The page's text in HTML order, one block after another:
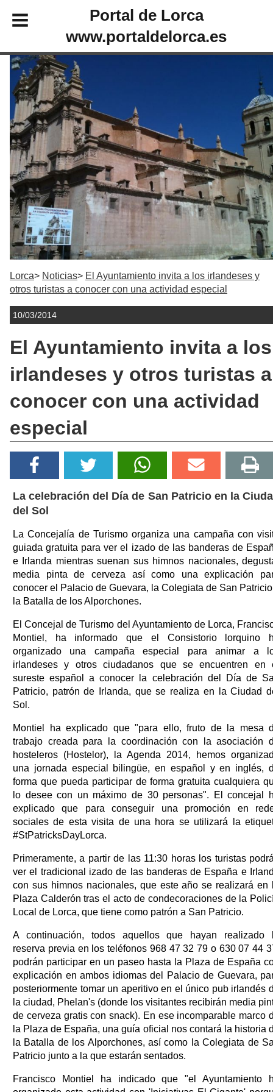
Portal de Lorca
www.portaldelorca.es
Lorca Noticias
El Ayuntamiento invita a los irlandeses y
otros turistas a conocer con una actividad especial
10/03/2014
El Ayuntamiento invita a los
irlandeses y otros turistas a
conocer con una actividad
especial
La celebración del Día de San Patricio en la
del Sol
La Concejalía de Turismo organiza una campaña con
guiada gratuita para ver el izado de las banderas de
e Irlanda mientras suenan sus himnos nacionales,
media pinta de cerveza así como una explicación
conocer el Palacio de Guevara, la Colegiata de San
la Batalla de los Alporchones.
El Concejal de Turismo del Ayuntamiento de Lorca,
Montiel, ha informado que el Consistorio lorquino
organizado una campaña especial para animar a
irlandeses y otros ciudadanos que se encuentren en
sureste español a conocer la celebración del Día de
Patricio, patrón de Irlanda, que se realiza en la Ciudad
Sol.
Montiel ha explicado que "para ello, fruto de la mesa
trabajo creada para la coordinación con la asociación
hosteleros (Hostelor), la Agenda 2014, hemos
una jornada especial bilingüe, en español y en inglés,
forma que pueda participar de forma gratuita cualquiera
lo desee con un máximo de 30 personas". El concejal
explicado que para conseguir una promoción en
sociales de esta visita de una hora se utilizará la
#StPatricksDayLorca.
Primeramente, a partir de las 11:30 horas los turistas
ver el tradicional izado de las banderas de España e
con sus himnos nacionales, que este año se realizará en
Plaza Calderón tras el acto de condecoraciones de la
Local de Lorca, que tiene como patrón a San Patricio.
A continuación, todos aquellos que hayan realizado
reserva previa en los teléfonos 968 47 32 79 o 630 07 44
podrán participar en un paseo hasta la Plaza de España
explicación en ambos idiomas del Palacio de Guevara,
posteriormente tomar un aperitivo en el único pub irlandés
la ciudad, Phelan's (donde los visitantes recibirán media
de cerveza gratis con snack). En ese incomparable marco
la Plaza de España, una guía oficial nos contará la historia
la Batalla de los Alporchones, así como la Colegiata de
Patricio junto a la que estarán sentados.
Francisco Montiel ha indicado que "el Ayuntamiento